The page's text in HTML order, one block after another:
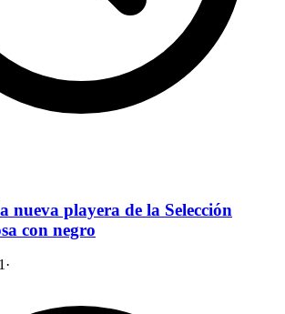
nueva playera de la Selección
con negro
·